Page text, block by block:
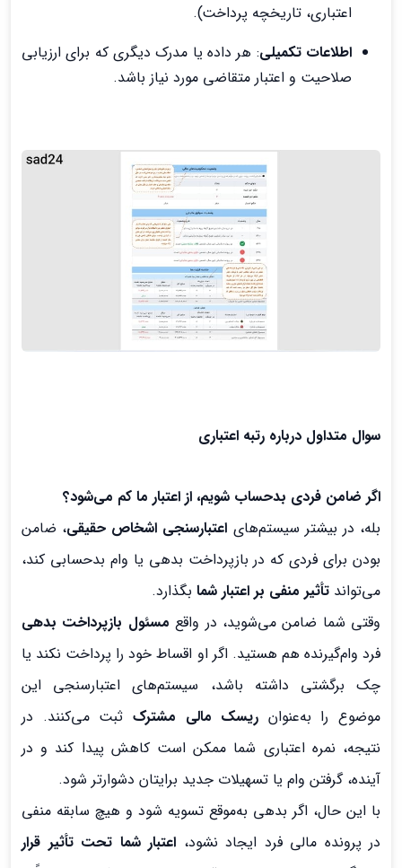
اعتباری، تاریخچه پرداخت).
اطلاعات تکمیلی: هر داده‌ یا مدرک دیگری که برای ارزیابی
صلاحیت و اعتبار متقاضی مورد نیاز باشد.
سوال متداول درباره رتبه اعتباری
اگر ضامن فردی بدحساب شویم، از اعتبار ما کم می‌شود؟
بله، در بیشتر سیستم‌های اعتبارسنجی اشخاص حقیقی، ضامن
بودن برای فردی که در بازپرداخت بدهی یا وام بدحسابی کند،
می‌تواند تأثیر منفی بر اعتبار شما بگذارد.
وقتی شما ضامن می‌شوید، در واقع مسئول بازپرداخت بدهی
فرد وام‌گیرنده هم هستید. اگر او اقساط خود را پرداخت نکند یا
چک برگشتی داشته باشد، سیستم‌های اعتبارسنجی این
موضوع را به‌عنوان ریسک مالی مشترک ثبت می‌کنند. در
نتیجه، نمره اعتباری شما ممکن است کاهش پیدا کند و در
آینده، گرفتن وام یا تسهیلات جدید برایتان دشوارتر شود.
با این حال، اگر بدهی به‌موقع تسویه شود و هیچ سابقه منفی
در پرونده مالی فرد ایجاد نشود، اعتبار شما تحت تأثیر قرار